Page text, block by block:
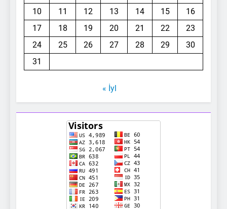
10
11 12 13 14 15
16
17
18 19 20 21 22
23
24
25 26 27 28 29
30
31
« İyl